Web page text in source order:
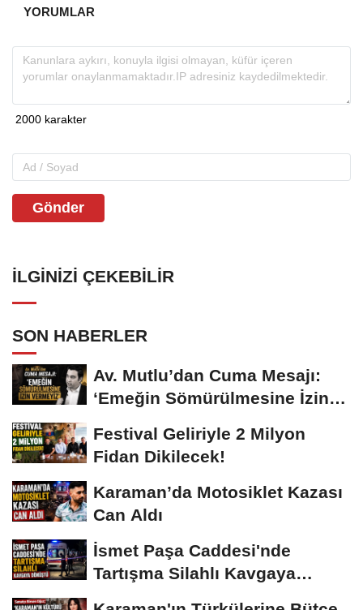
YORUMLAR
Gönder
İLGINIZI ÇEKEBILIR
SON HABERLER
Av. Mutlu’dan Cuma Mesajı:
‘Emeğin Sömürülmesine İzin
Festival Geliriyle 2 Milyon
Fidan Dikilecek!
Karaman’da Motosiklet Kazası
Can Aldı
İsmet Paşa Caddesi'nde
Tartışma Silahlı Kavgaya